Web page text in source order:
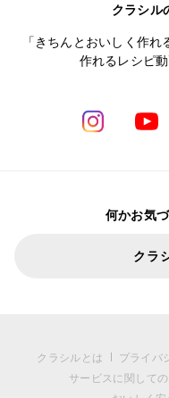
クラシル
「きちんとおいしく作
作れるレシピ
何かお気
クラ
クラシルとは プライバ
サービスに関して